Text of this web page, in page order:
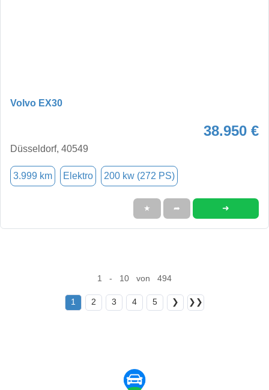
Volvo EX30
38.950 €
Düsseldorf, 40549
3.999 km Elektro 200 kw (272 PS)
★ ➦ ➜
1 - 10 von 494
1 2 3 4 5 ❯ ❯❯